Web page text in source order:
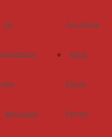
На
мольбертах
днів
Методичні
Дослідник
МАН-
Юніор
Ерудит